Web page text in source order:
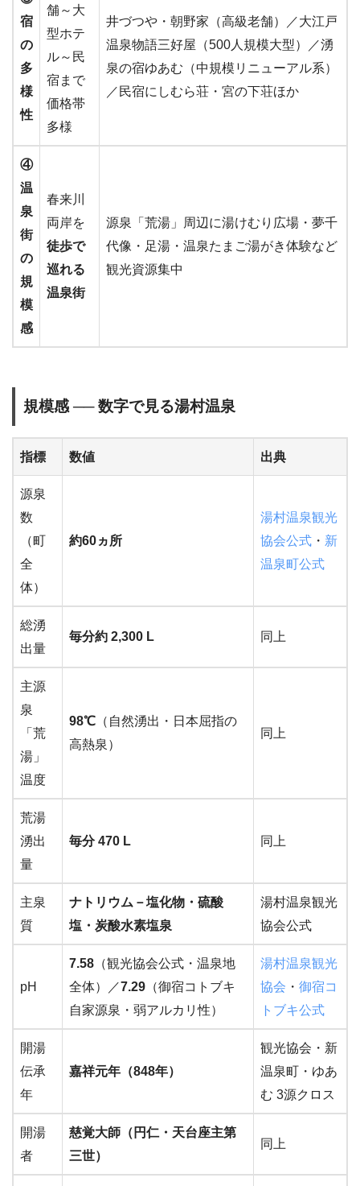
宿
の
多
様
性
舗～大
型ホテ
ル～民
宿まで
価格帯
多様
井づつや・朝野家（高級老舗）／大江戸
温泉物語三好屋（500人規模大型）／湧
泉の宿ゆあむ（中規模リニューアル系）
／民宿にしむら荘・宮の下荘ほか
④
温
泉
街
の
規
模
感
春来川
両岸を
徒歩で
巡れる
温泉街
源泉「荒湯」周辺に湯けむり広場・夢千
代像・足湯・温泉たまご湯がき体験など
観光資源集中
規模感 ── 数字で見る湯村温泉
指標 数値 出典
源泉
数
（町
全
体）
約60ヵ所
湯村温泉観光
協会公式 ・ 新
温泉町公式
総湧
出量
毎分約 2,300 L 同上
主源
泉
「荒
湯」
温度
98℃ （自然湧出・日本屈指の
高熱泉）
同上
荒湯
湧出
量
毎分 470 L 同上
主泉
質
ナトリウム－塩化物・硫酸
塩・炭酸水素塩泉
湯村温泉観光
協会公式
pH
7.58 （観光協会公式・温泉地
全体）／7.29 （御宿コトブキ
自家源泉・弱アルカリ性）
湯村温泉観光
協会 ・ 御宿コ
トブキ公式
開湯
伝承
年
嘉祥元年（848年）
観光協会・新
温泉町・ゆあ
む 3源クロス
開湯
者
慈覚大師（円仁・天台座主第
三世）
同上